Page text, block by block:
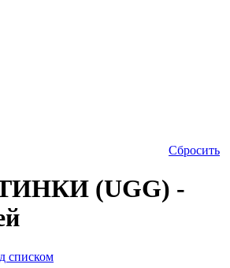
Сбросить
(UGG) -
списком